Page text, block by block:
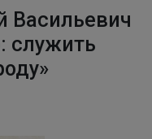
Васильевич
служить